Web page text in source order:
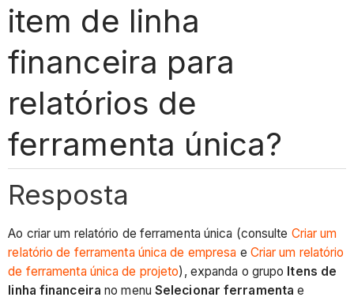
item de linha
financeira para
relatórios de
ferramenta única?
Resposta
Ao criar um relatório de ferramenta única (consulte Criar um
relatório de ferramenta única de empresa e Criar um relatório
de ferramenta única de projeto), expanda o grupo Itens de
linha financeira no menu Selecionar ferramenta e